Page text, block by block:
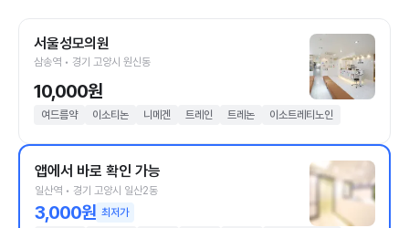
서울성모의원
삼송역 • 경기 고양시 원신동
10,000원
여드름약 이소티논 니메겐 트레인 트레논 이소트레티노인
앱에서 바로 확인 가능
일산역 • 경기 고양시 일산2동
3,000원 최저가